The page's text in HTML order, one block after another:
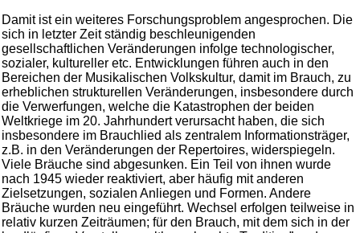
Damit ist ein weiteres Forschungsproblem angesprochen. Die
sich in letzter Zeit ständig beschleunigenden
gesellschaftlichen Veränderungen infolge technologischer,
sozialer, kultureller etc. Entwicklungen führen auch in den
Bereichen der Musikalischen Volkskultur, damit im Brauch, zu
erheblichen strukturellen Veränderungen, insbesondere durch
die Verwerfungen, welche die Katastrophen der beiden
Weltkriege im 20. Jahrhundert verursacht haben, die sich
insbesondere im Brauchlied als zentralem Informationsträger,
z.B. in den Veränderungen der Repertoires, widerspiegeln.
Viele Bräuche sind abgesunken. Ein Teil von ihnen wurde
nach 1945 wieder reaktiviert, aber häufig mit anderen
Zielsetzungen, sozialen Anliegen und Formen. Andere
Bräuche wurden neu eingeführt. Wechsel erfolgen teilweise in
relativ kurzen Zeiträumen; für den Brauch, mit dem sich in der